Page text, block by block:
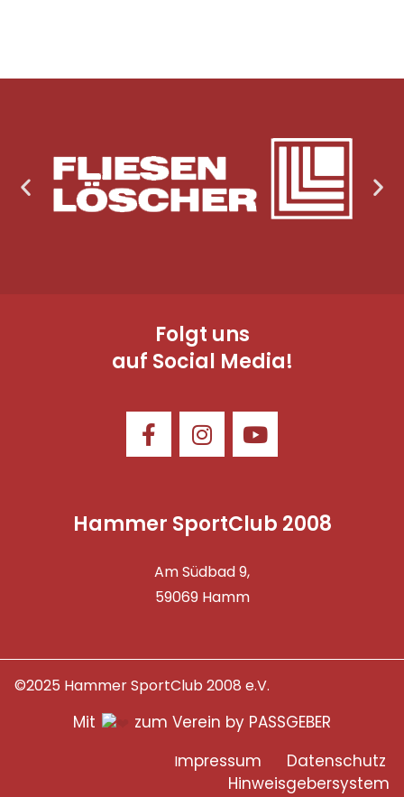
Folgt uns
auf Social Media!
Hammer SportClub 2008
Am Südbad 9,
59069 Hamm
©2025 Hammer SportClub 2008 e.V.
Mit zum Verein by PASSGEBER
Impressum
Datenschutz
Hinweisgebersystem